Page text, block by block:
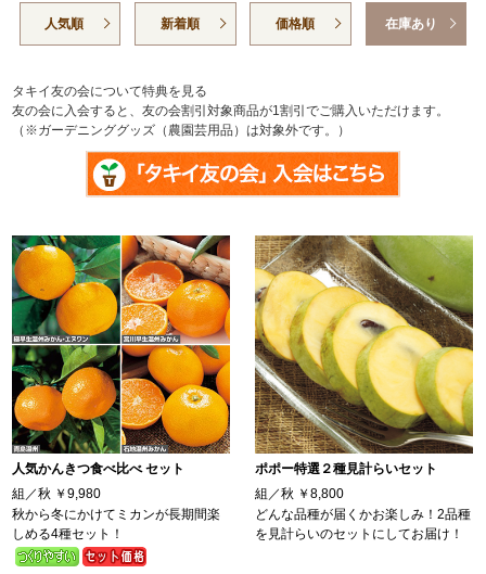
人気順 新着順 価格順 在庫あり
タキイ友の会について特典を見る
友の会に入会すると、友の会割引対象商品が1割引でご購入いただけます。
（※ガーデニンググッズ（農園芸用品）は対象外です。）
人気かんきつ食べ比べ セット
組／秋 ￥9,980
秋から冬にかけてミカンが長期間楽
しめる4種セット！
ポポー特選２種見計らいセット
組／秋 ￥8,800
どんな品種が届くかお楽しみ！2品種
を見計らいのセットにしてお届け！